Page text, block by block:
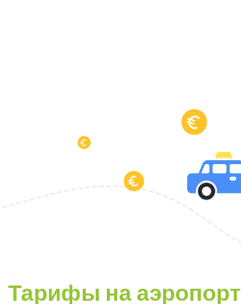
Тарифы на аэропорт